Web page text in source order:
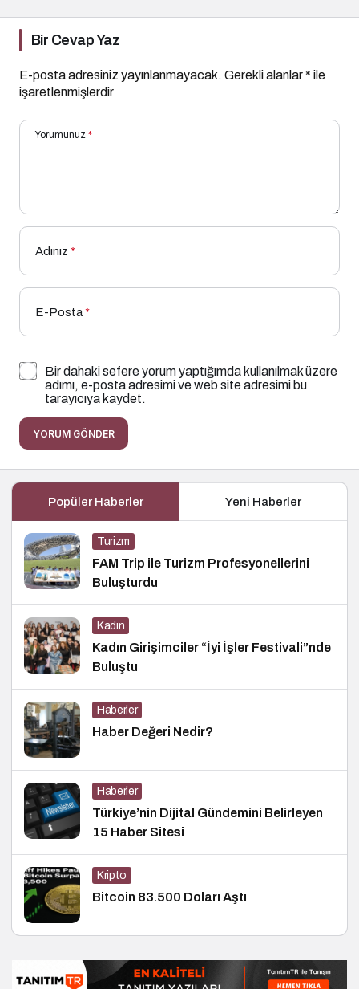
Bir Cevap Yaz
E-posta adresiniz yayınlanmayacak. Gerekli alanlar* ile
işaretlenmişlerdir
Yorumunuz *
Adınız *
E-Posta*
Bir dahaki sefere yorum yaptığımda kullanılmak üzere
adımı, e-posta adresimi ve web site adresimi bu
tarayıcıya kaydet.
YORUM GÖNDER
Popüler Haberler Yeni Haberler
Turizm
FAM Trip ile Turizm Profesyonellerini
Buluşturdu
Kadın
Kadın Girişimciler “İyi İşler Festivali”nde
Buluştu
Haberler
Haber Değeri Nedir?
Haberler
Türkiye’nin Dijital Gündemini Belirleyen
15 Haber Sitesi
Kripto
Bitcoin 83.500 Doları Aştı